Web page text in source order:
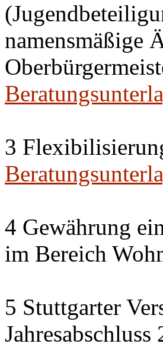
namensmäßige
3
4 Gewährung
im Bereich
5 Stuttgarter
Jahresabschluss